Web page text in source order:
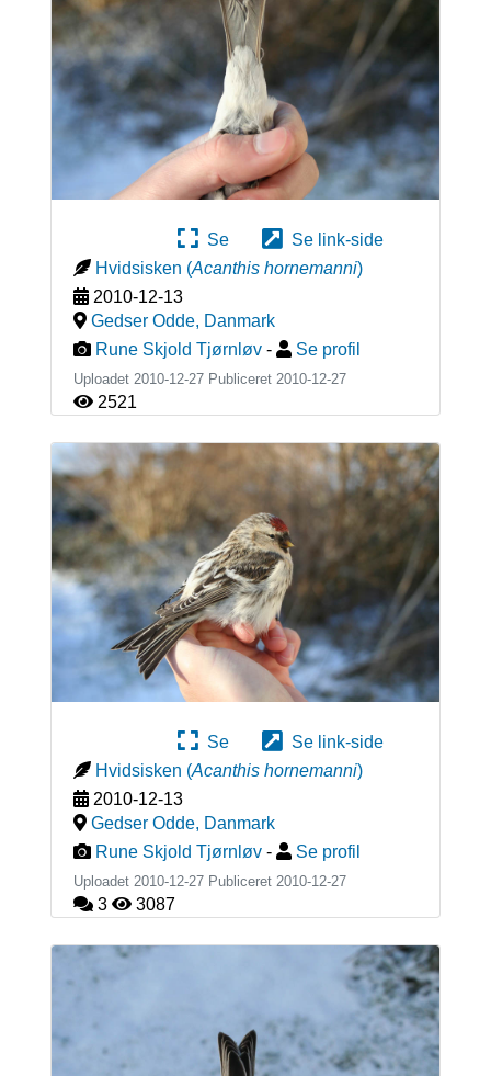
Se
Se link-side
Hvidsisken (Acanthis hornemanni)
2010-12-13
Gedser Odde, Danmark
Rune Skjold Tjørnløv - Se profil
Uploadet 2010-12-27 Publiceret 2010-12-27
2521
Se
Se link-side
Hvidsisken (Acanthis hornemanni)
2010-12-13
Gedser Odde, Danmark
Rune Skjold Tjørnløv - Se profil
Uploadet 2010-12-27 Publiceret 2010-12-27
3 3087